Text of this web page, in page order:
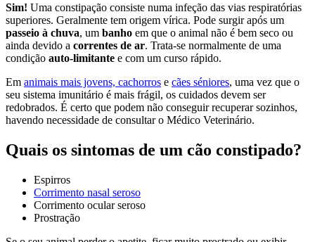
Sim! Uma constipação consiste numa infeção das vias respiratórias
superiores. Geralmente tem origem vírica. Pode surgir após um
passeio à chuva, um banho em que o animal não é bem seco ou
ainda devido a correntes de ar. Trata-se normalmente de uma
condição auto-limitante e com um curso rápido.
Em animais mais jovens, cachorros e cães séniores, uma vez que o
seu sistema imunitário é mais frágil, os cuidados devem ser
redobrados. É certo que podem não conseguir recuperar sozinhos,
havendo necessidade de consultar o Médico Veterinário.
Quais os sintomas de um cão constipado?
Espirros
Corrimento nasal seroso
Corrimento ocular seroso
Prostração